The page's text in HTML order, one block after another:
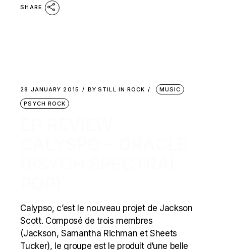
SHARE
28 JANUARY 2015 BY STILL IN ROCK
MUSIC
PSYCH ROCK
Calypso, c’est le nouveau projet de Jackson
Scott. Composé de trois membres
(Jackson, Samantha Richman et Sheets
Tucker), le groupe est le produit d’une belle